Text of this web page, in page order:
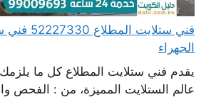
فني ستلايت
الجهراء
يقدم فني ستلايت المطلاع كل ما
عالم الستلايت المميزة، من : الفحص